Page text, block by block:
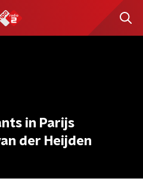
in Parijs
der Heijden